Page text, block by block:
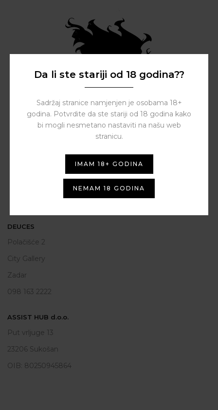
DEUCES
Polačišće 2
City Gallery
Zadar
098 163 2222
ASSIST HUB d.o.o.
Put vrljuge 13
23206 Sukošan
OIB: 80250945864
Da li ste stariji od 18 godina??
Sadržaj stranice namjenjen je osobama 18+
godina. Potvrdite da ste stariji od 18 godina kako
bi mogli nesmetano nastaviti na našu web
stranicu.
IMAM 18+ GODINA
NEMAM 18 GODINA